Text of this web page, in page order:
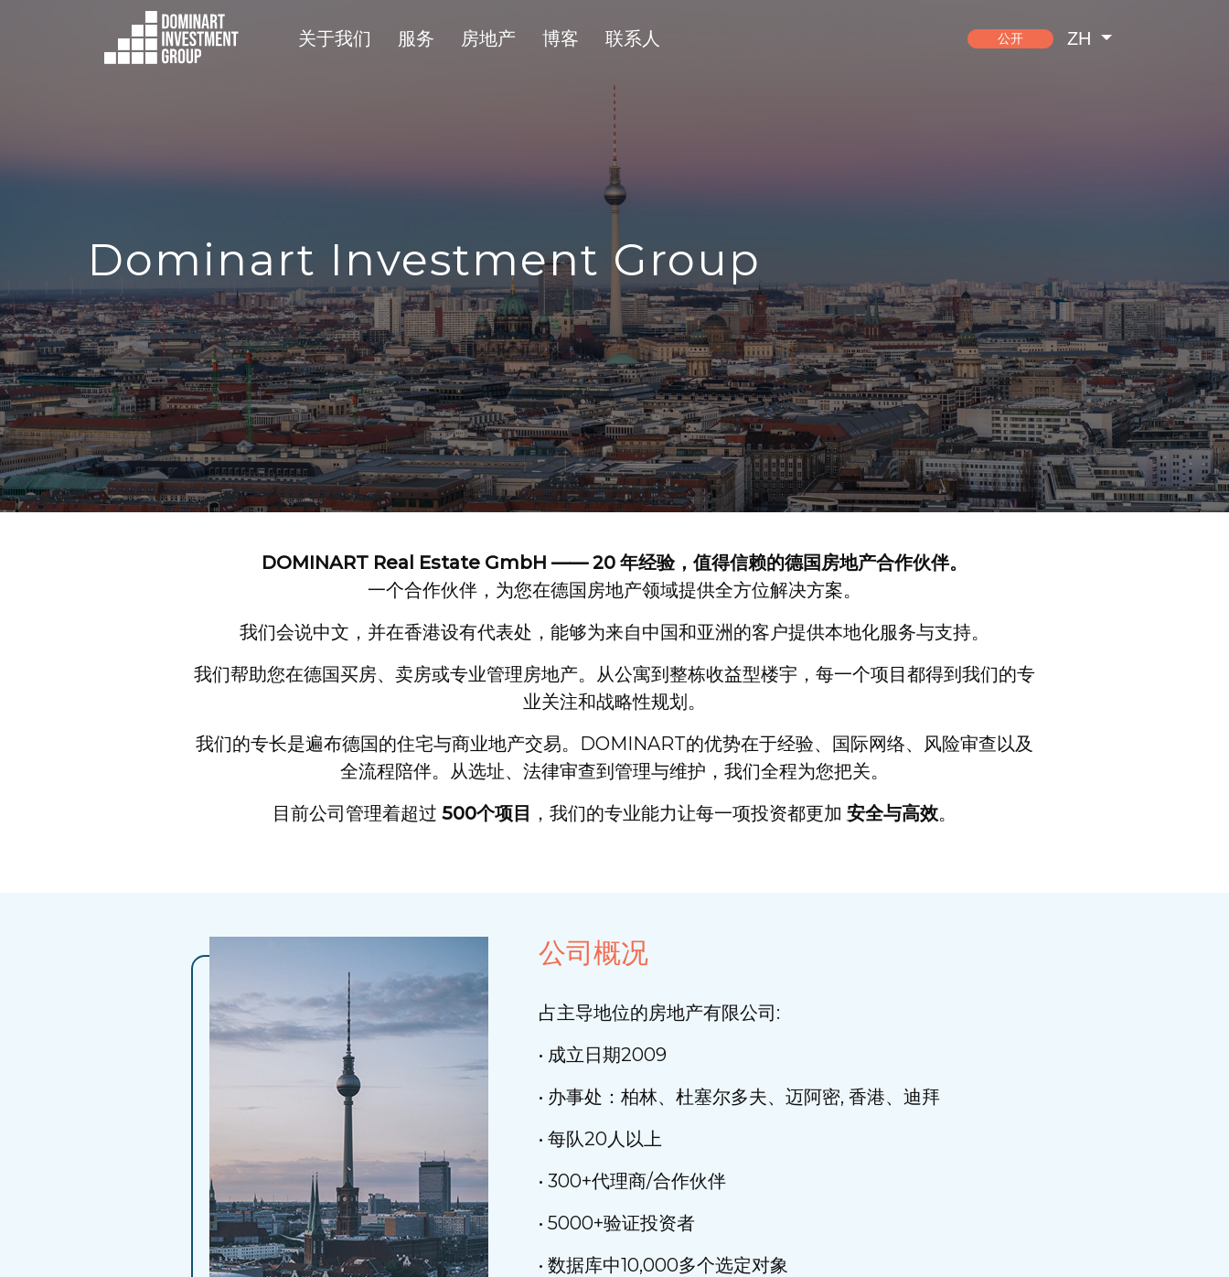
关于我们 服务 房地产 博客 联系人 公开 ZH
Dominart Investment Group
DOMINART Real Estate GmbH —— 20 年经验，值得信赖的德国房地产合作伙伴。
一个合作伙伴，为您在德国房地产领域提供全方位解决方案。
我们会说中文，并在香港设有代表处，能够为来自中国和亚洲的客户提供本地化服务与支持。
我们帮助您在德国买房、卖房或专业管理房地产。从公寓到整栋收益型楼宇，每一个项目都得到我们的专
业关注和战略性规划。
我们的专长是遍布德国的住宅与商业地产交易。DOMINART的优势在于经验、国际网络、风险审查以及
全流程陪伴。从选址、法律审查到管理与维护，我们全程为您把关。
目前公司管理着超过 500个项目 ，我们的专业能力让每一项投资都更加 安全与高效。
公司概况
占主导地位的房地产有限公司:
• 成立日期2009
• 办事处：柏林、杜塞尔多夫、迈阿密, 香港、迪拜
• 每队20人以上
• 300+代理商/合作伙伴
• 5000+验证投资者
• 数据库中10,000多个选定对象